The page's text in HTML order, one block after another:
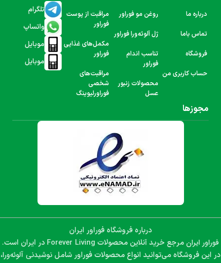
درباره ما
تماس باما
فروشگاه
حساب کاربری من
روغن مو فوراور
ژل آلوئه‌ورا فوراور
تناسب اندام
فوراور
محصولات زنبور
عسل
مراقبت از پوست
فوراور
مکمل‌های غذایی
فوراور
مراقبت‌های
شخصی
فوراورلیوینگ
تلگرام
واتساپ
موبایل
موبایل
مجوزها
درباره فروشگاه فوراور ایران
فوراور ایران مرجع خرید آنلاین محصولات Forever Living در ایران است.
در این فروشگاه می‌توانید انواع محصولات فوراور شامل نوشیدنی آلوئه‌ورا،